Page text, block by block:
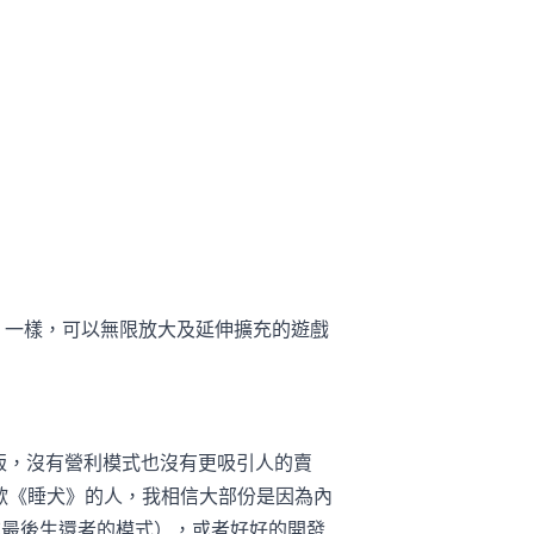
樣，可以無限放大及延伸擴充的遊戲
沒有營利模式也沒有更吸引人的賣
睡犬》的人，我相信大部份是因為內